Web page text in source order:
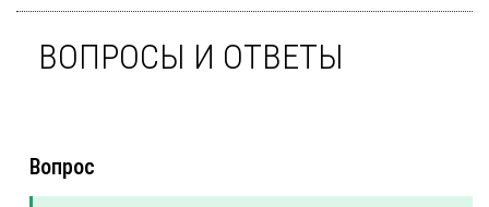
ВОПРОСЫ И ОТВЕТЫ
Вопрос